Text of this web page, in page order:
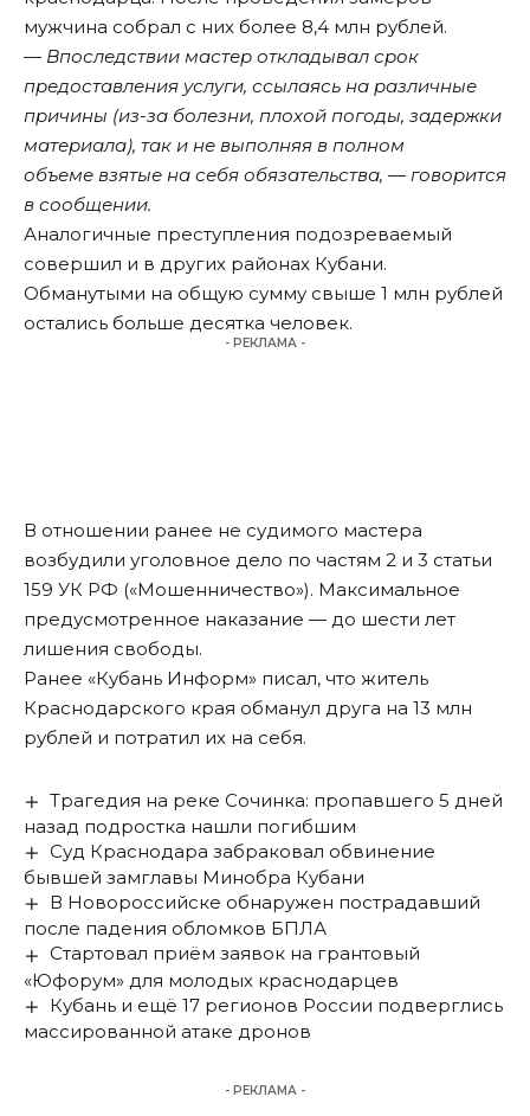
мужчина собрал с них более 8,4 млн рублей.
— Впоследствии мастер откладывал срок
предоставления услуги, ссылаясь на различные
причины (из-за болезни, плохой погоды, задержки
материала), так и не выполняя в полном
объеме взятые на себя обязательства, — говорится
в сообщении.
Аналогичные преступления подозреваемый
совершил и в других районах Кубани.
Обманутыми на общую сумму свыше 1 млн рублей
остались больше десятка человек.
- РЕКЛАМА -
В отношении ранее не судимого мастера
возбудили уголовное дело по частям 2 и 3 статьи
159 УК РФ («Мошенничество»). Максимальное
предусмотренное наказание — до шести лет
лишения свободы.
Ранее «Кубань Информ» писал, что житель
Краснодарского края обманул друга на 13 млн
рублей и потратил их на себя.
Трагедия на реке Сочинка: пропавшего 5 дней
назад подростка нашли погибшим
Суд Краснодара забраковал обвинение
бывшей замглавы Минобра Кубани
В Новороссийске обнаружен пострадавший
после падения обломков БПЛА
Стартовал приём заявок на грантовый
«Юфорум» для молодых краснодарцев
Кубань и ещё 17 регионов России подверглись
массированной атаке дронов
- РЕКЛАМА -